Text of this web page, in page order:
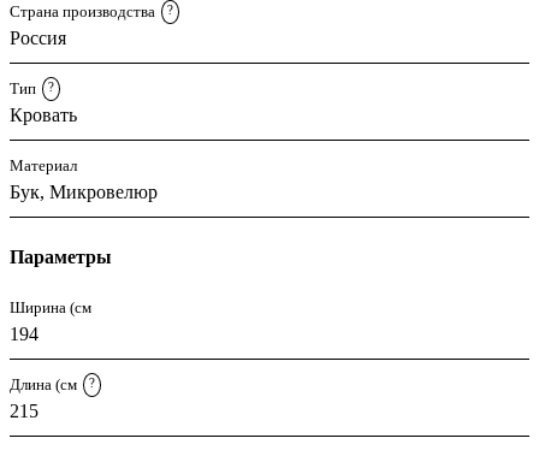
Страна производства ?
Россия
Тип ?
Кровать
Материал
Бук, Микровелюр
Параметры
Ширина (см
194
Длина (см ?
215